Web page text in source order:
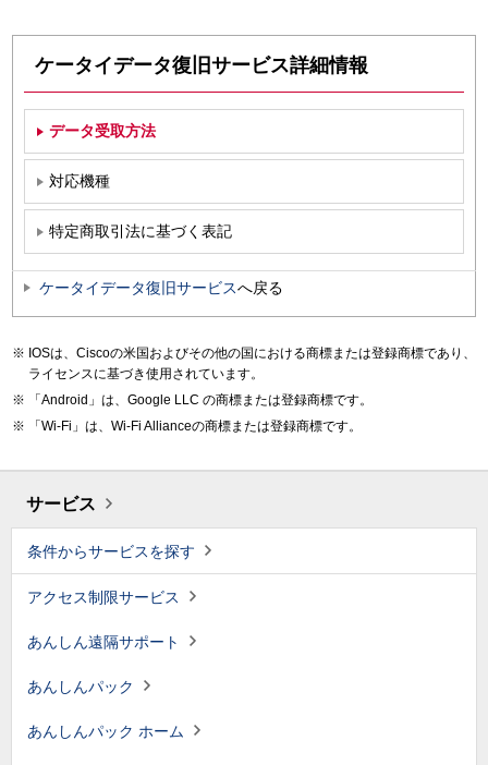
ケータイデータ復旧サービス詳細情報
データ受取方法
対応機種
特定商取引法に基づく表記
ケータイデータ復旧サービスへ戻る
IOSは、Ciscoの米国およびその他の国における商標または登録商標であり、
ライセンスに基づき使用されています。
「Android」は、Google LLC の商標または登録商標です。
「Wi-Fi」は、Wi-Fi Allianceの商標または登録商標です。
サービス
条件からサービスを探す
アクセス制限サービス
あんしん遠隔サポート
あんしんパック
あんしんパック ホーム